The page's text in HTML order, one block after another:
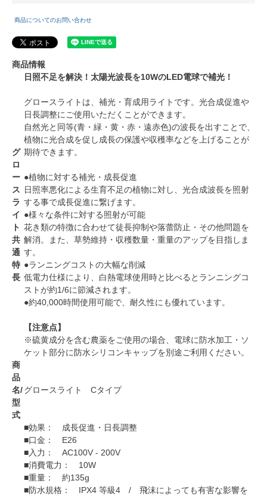
商品についてのお問い合わせ
商品情報
グ
ロ
ー
ス
ラ
イ
ト
共
通
特
長
日照不足を解決！太陽光波長を10WのLED電球で補光！
グロースライトは、補光・育成用ライトです。光合成促進や
日長調整にご使用いただくことができます。
自然光と同等(青・緑・黄・赤・遠赤色)の波長を出すことで、
植物に光合成を促し成長の保護や収穫率などを上げることが
期待できます。
●植物に対する補光・成長促進
日照率悪化による生育不足の植物に対し、光合成波長を照射
する事で成長促進に繋げます。
●様々な条件に対する照射が可能
花き類の特徴に合わせて徒長抑制や落蕾防止・その他問題を
解消。また、草勢維持・収穫数量・重量のアップを目指しま
す。
●ランニングコストの大幅な削減
低電力仕様により、白熱電球使用時と比べるとランニングコ
ストが約1/6に節減されます。
●約40,000時間使用可能で、耐久性にも優れています。
【注意点】
※硫黄成分を含む農薬をご使用の場合、電球に防水加工・ソ
ケット部分に防水シリコンキャップを別途ご利用ください。
商
品
名/
型
式
グロースライト Cタイプ
■効果： 成長促進・日長調整
■口金： E26
■入力： AC100V - 200V
■消費電力： 10W
■重量： 約135g
■防水規格： IPX4 等級4 / 飛沫によっても有害な影響を